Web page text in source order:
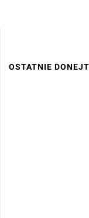
OSTATNIE